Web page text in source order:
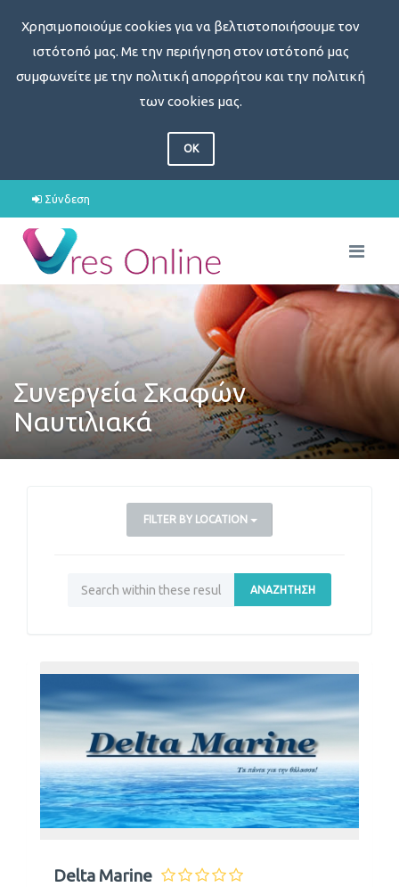
Χρησιμοποιούμε cookies για να βελτιστοποιήσουμε τον
ιστότοπό μας. Με την περιήγηση στον ιστότοπό μας
συμφωνείτε με την πολιτική απορρήτου και την πολιτική
των cookies μας.
OK
Σύνδεση
Συνεργεία Σκαφών
Ναυτιλιακά
FILTER BY LOCATION
ΑΝΑΖΉΤΗΣΗ
Delta Marine